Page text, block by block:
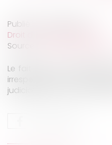
Publié le :
Droit du travail - Salariés
Source :
Le fait pour un
irrespectueuse à un
judiciaire du contrat de